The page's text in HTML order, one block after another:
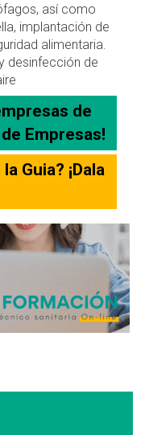
así como
implantación de
alimentaria.
desinfección de
de
Empresas!
Guia? ¡Dala